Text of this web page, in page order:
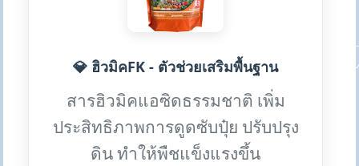
💎 ฮิวมิคFK - ตัวช่วยเสริมพื้นฐาน
สารฮิวมิคแอซิดธรรมชาติ เพิ่ม
ประสิทธิภาพการดูดซับปุ๋ย ปรับปรุง
ดิน ทำให้พืชแข็งแรงขึ้น